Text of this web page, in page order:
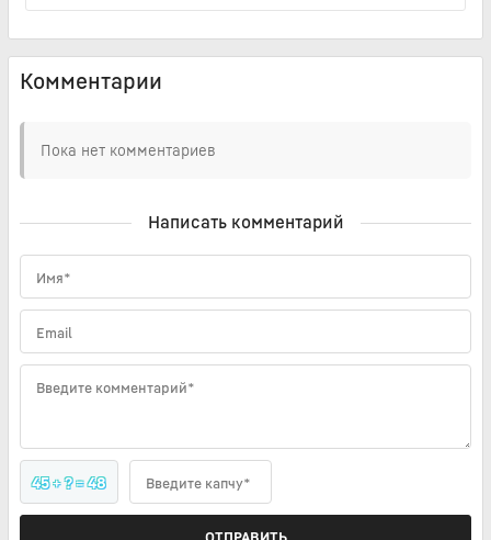
Комментарии
Пока нет комментариев
Написать комментарий
Имя*
Email
Введите комментарий*
45 + ? = 48 Введите капчу*